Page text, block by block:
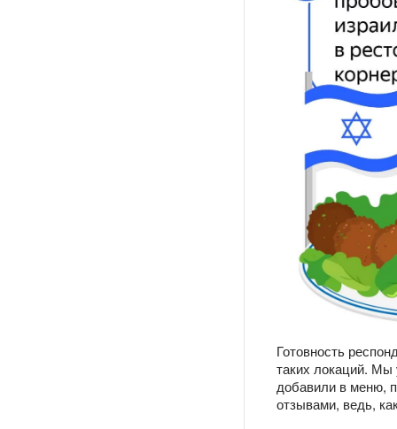
Готовность
таких локаций. Мы
добавили в меню,
отзывами, ведь,